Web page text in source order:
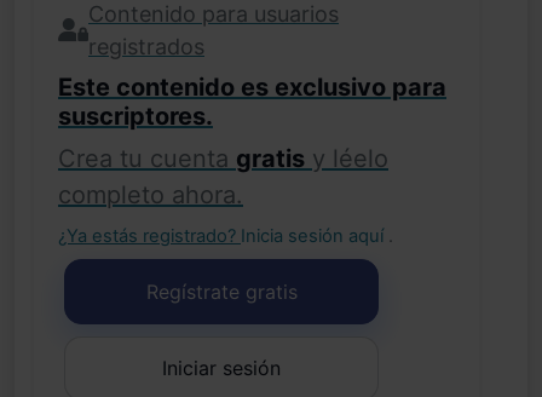
Contenido para usuarios
registrados
Este contenido es exclusivo para
suscriptores.
Crea tu cuenta gratis y léelo
completo ahora.
¿Ya estás registrado? Inicia sesión aquí .
Regístrate gratis
Iniciar sesión